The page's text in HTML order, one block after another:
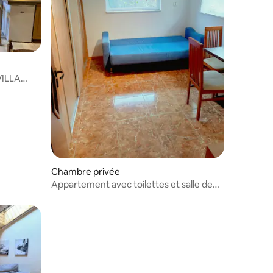
Chambre privée
Appartement avec toilettes et salle de